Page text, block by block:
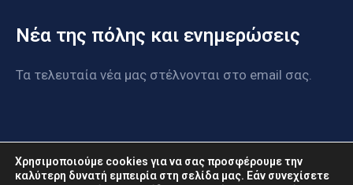
Νέα της πόλης και ενημερώσεις
Τα τελευταία νέα μας στέλνονται στο email σας.
Χρησιμοποιούμε cookies για να σας προσφέρουμε την
καλύτερη δυνατή εμπειρία στη σελίδα μας. Εάν συνεχίσετε